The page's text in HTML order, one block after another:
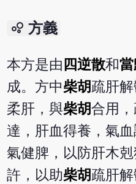
bubble_chart 方義
本方是由 四逆散和
成。方中柴胡疏肝
柔肝，與柴胡合用
達，肝血得養，氣血
氣健脾，以防肝木
許，以助柴胡疏肝